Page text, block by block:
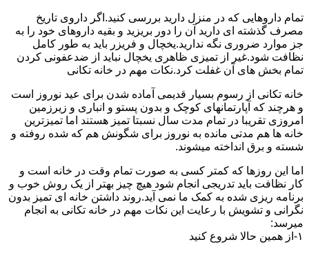
تمام داروهایی که در منزل دارید بررسی کنید.اگر داروی تاریخ
مصرف گذشته ای دارید آن را دور بریزید و بقیه داروهای خود را به
جز موارد ضروری نگه ندارید.یخچال و فریزر باید به طور کامل
نظافت شود.غیر از تمیزی ظاهری یخچال نباید از ضدعفونی کردن
تمام بخش های آن غفلت کرد.نکات مهم در خانه تکانی
خانه تکانی از رسوم بسیار قدیمی آماده شدن برای عید نوروز است
و هرچند که آپارتمانهای کوچک و بدون پستو و انباری و زیرزمین
امروزی تقریبا در تمام مدت سال نسبتا تمیز هستند اما تمیزترین
خانه ها هم مدتی مانده به نوروز برای شگونش هم که شده روفته و
شسته و برق انداخته میشوند.
اما این روزها که کمتر کسی به صورت تمام وقت در خانه است و
کار نظافت باید تدریجی انجام شود هیچ چیز بهتر از یک روش خوب و
برنامه ریزی شده به کمک ما نمی آید.روند داشتن خانه ای تمیز بدون
نگرانی و تشویش با رعایت این نکات مهم در خانه تکانی به انجام
میرسد:
۱-از همین حالا شروع کنید